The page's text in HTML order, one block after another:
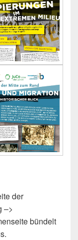
der
–>
bündelt